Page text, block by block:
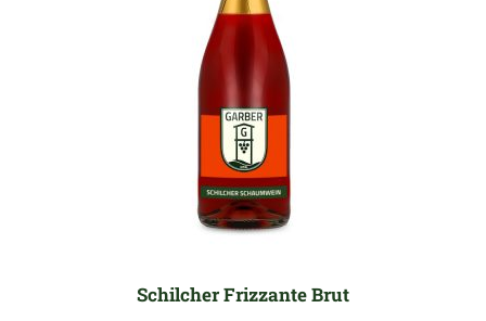
Schilcher Frizzante Brut